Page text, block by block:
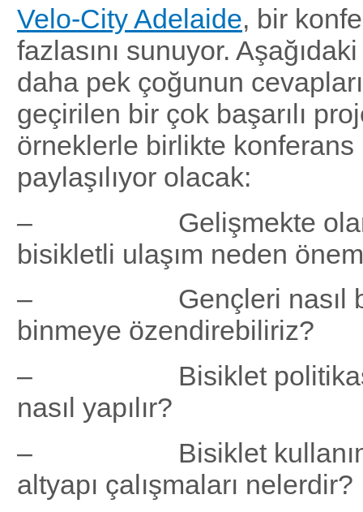
Velo-City Adelaide, bir
fazlasını sunuyor.
daha pek çoğunun
geçirilen bir çok başarılı
örneklerle birlikte konferans
paylaşılıyor olacak:
– Gelişmekte olan
bisikletli ulaşım neden
– Gençleri nasıl
binmeye özendirebiliriz?
– Bisiklet politikası
nasıl yapılır?
– Bisiklet
altyapı çalışmaları nelerdir?